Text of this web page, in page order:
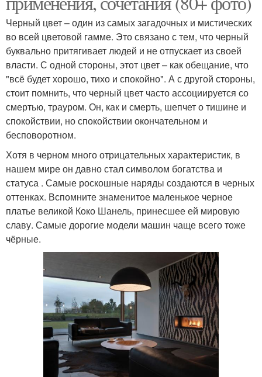
Черный цвет – один из самых загадочных и мистических
во всей цветовой гамме. Это связано с тем, что черный
буквально притягивает людей и не отпускает из своей
власти. С одной стороны, этот цвет – как обещание, что
"всё будет хорошо, тихо и спокойно". А с другой стороны,
стоит помнить, что черный цвет часто ассоциируется со
смертью, трауром. Он, как и смерть, шепчет о тишине и
спокойствии, но спокойствии окончательном и
бесповоротном.
Хотя в черном много отрицательных характеристик, в
нашем мире он давно стал символом богатства и
статуса . Самые роскошные наряды создаются в черных
оттенках. Вспомните знаменитое маленькое черное
платье великой Коко Шанель, принесшее ей мировую
славу. Самые дорогие модели машин чаще всего тоже
чёрные.